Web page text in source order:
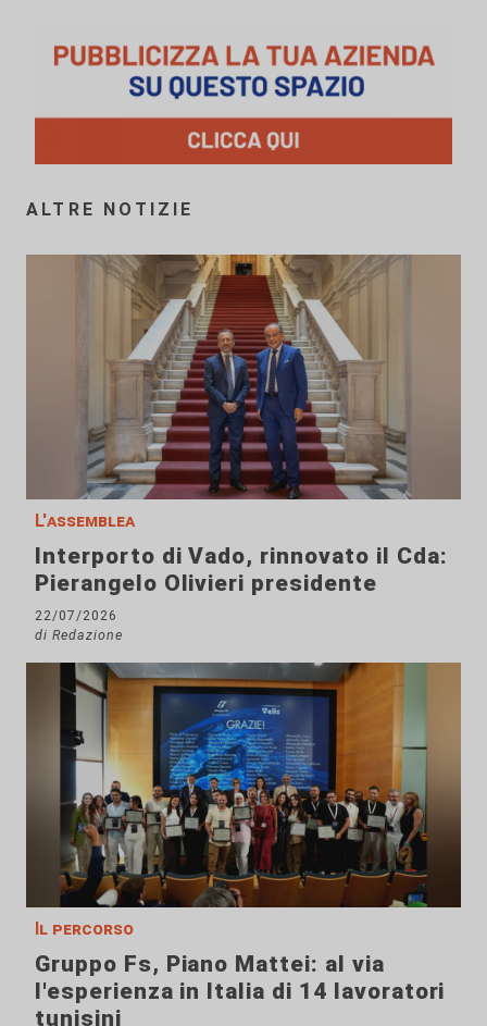
ALTRE NOTIZIE
L'assemblea
Interporto di Vado, rinnovato il Cda:
Pierangelo Olivieri presidente
22/07/2026
di Redazione
Il percorso
Gruppo Fs, Piano Mattei: al via
l'esperienza in Italia di 14 lavoratori
tunisini